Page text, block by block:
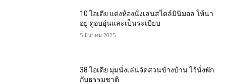
10 ไอเดีย แต่งห้องนั่งเล่นสไตล์มินิมอล ให้น่า
อยู่ ดูอบอุ่นและเป็นระเบียบ
5 มีนาคม 2025
38 ไอเดีย มุมนั่งเล่นจัดสวนข้างบ้าน ไว้นั่งพัก
กับธรรมชาติ